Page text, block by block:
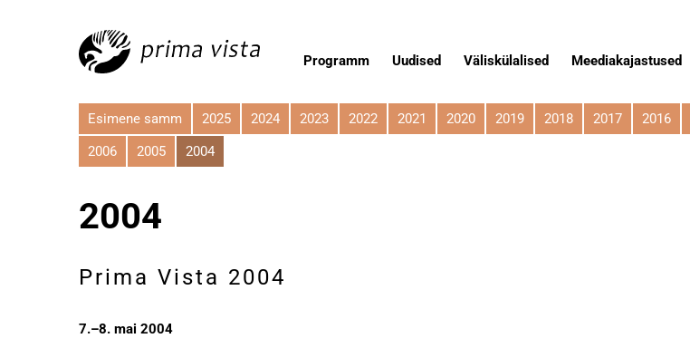
Programm Uudised Väliskülalised Meediakajastused
Esimene samm 2025 2024 2023 2022 2021 2020 2019 2018 2017 2016
2006
2005 2004
2004
Prima Vista 2004
7.–8. mai 2004